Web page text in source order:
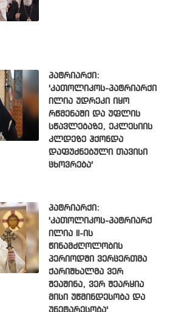
პატრიარქი:
'კათოლიკოს-პატრიარქი
ილია უდრეკი იყო
რწმენაში და უფლის
სწავლებაზე, ეკლესიის
კლდეზე ჰქონდა
დაფუძნებული თავისი
ცხოვრება'
პატრიარქი:
'კათოლიკოს-პატრიარქ
ილია II-ის
წინამძღოლობის
პერიოდში ვერცერთმა
ქარიშხალმა ვერ
შეაშინა, ვერ შეარყია
მისი უწმინდესობა და